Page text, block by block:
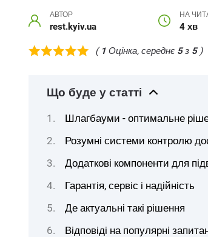
АВТОР
rest.kyiv.ua
НА
4 хв
( 1 Оцінка, середнє 5з 5)
Що буде у статті
Шлагбауми - оптимальне
Розумні системи контролю
Додаткові компоненти для
Гарантія, сервіс і надійність
Де актуальні такі рішення
Відповіді на популярні